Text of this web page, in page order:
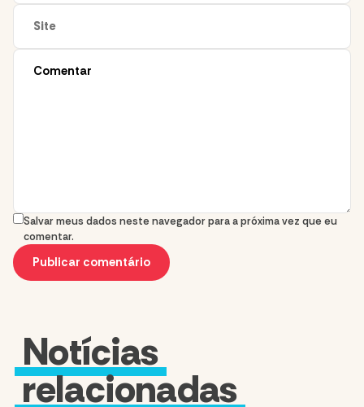
Salvar meus dados neste navegador para a próxima vez que eu
comentar.
Notícias
relacionadas